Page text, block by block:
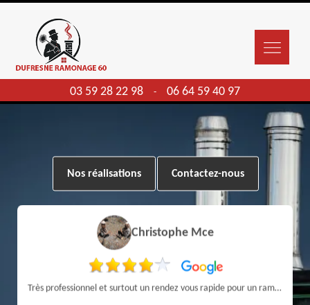
03 59 28 22 98 - 06 64 59 40 97
Nos réalisations Contactez-nous
Christophe Mce
Très professionnel et surtout un rendez vous rapide pour un ramonage efficace